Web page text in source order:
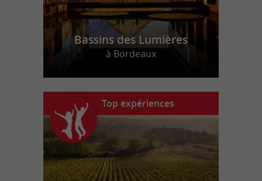
Bassins des Lumières
à Bordeaux
Top expériences